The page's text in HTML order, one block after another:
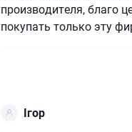
производителя, благо
покупать только эту
Ігор